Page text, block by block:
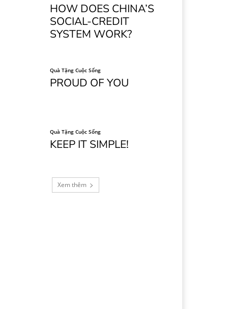
HOW DOES CHINA’S
SOCIAL-CREDIT
SYSTEM WORK?
Quà Tặng Cuộc Sống
PROUD OF YOU
Quà Tặng Cuộc Sống
KEEP IT SIMPLE!
Xem thêm